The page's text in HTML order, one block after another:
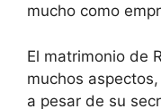
mucho como
El matrimonio de
muchos
a pesar de su